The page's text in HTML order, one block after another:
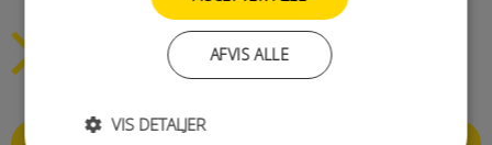
HHElite- Et team med
et mål
AFVIS ALLE
VIS DETALJER